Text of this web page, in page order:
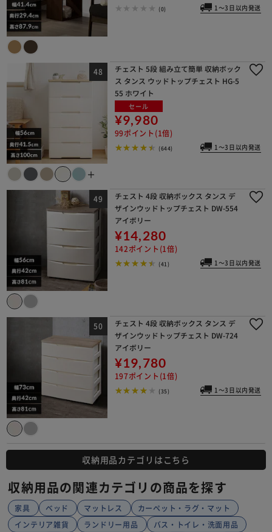
(0) 1～3日以内発送
＋
チェスト 5段 組み立て簡単 収納ボック
ス タンス ウッドトップチェスト HG-5
55 ホワイト
セール
¥9,980
99ポイント(1倍)
(644) 1～3日以内発送
チェスト 4段 収納ボックス タンス デ
ザインウッドトップチェスト DW-554
アイボリー
¥14,280
142ポイント(1倍)
(41) 1～3日以内発送
チェスト 4段 収納ボックス タンス デ
ザインウッドトップチェスト DW-724
アイボリー
¥19,780
197ポイント(1倍)
(35) 1～3日以内発送
収納用品カテゴリはこちら
収納用品の関連カテゴリの商品を探す
家具 ベッド マットレス
カーペット・ラグ・マット
インテリア雑貨
ランドリー用品
バス・トイレ・洗面用品